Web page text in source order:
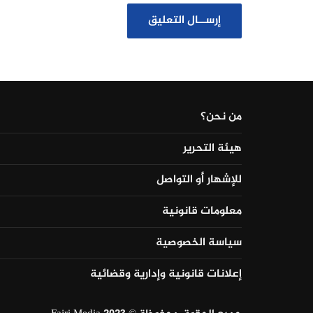
من نحن؟
هيئة التحرير
للإشهار أو التواصل
معلومات قانونية
سياسة الخصوصية
إعلانات قانونية وإدارية وقضائية